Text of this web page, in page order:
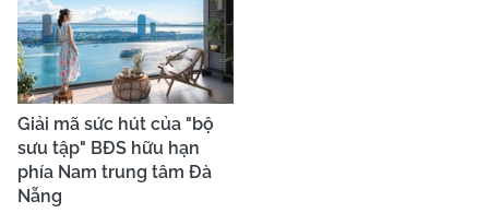
Giải mã sức hút của "bộ
sưu tập" BĐS hữu hạn
phía Nam trung tâm Đà
Nẵng